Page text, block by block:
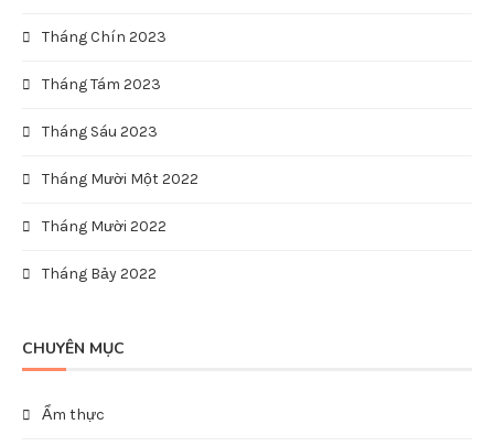
Tháng Chín 2023
Tháng Tám 2023
Tháng Sáu 2023
Tháng Mười Một 2022
Tháng Mười 2022
Tháng Bảy 2022
CHUYÊN MỤC
Ẩm thực